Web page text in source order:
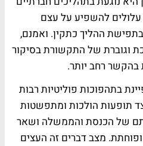
עלולים להשפיע על עצם
ההליך כתקין. ואמנם,
וגוברת של התקשורת בסיקור
רחב יותר.
בתהפוכות פוליטיות רבות
תופעות הולכות ומתפשטות
של הכנסת והממשלה ושאר
מצב דברים זה העצים